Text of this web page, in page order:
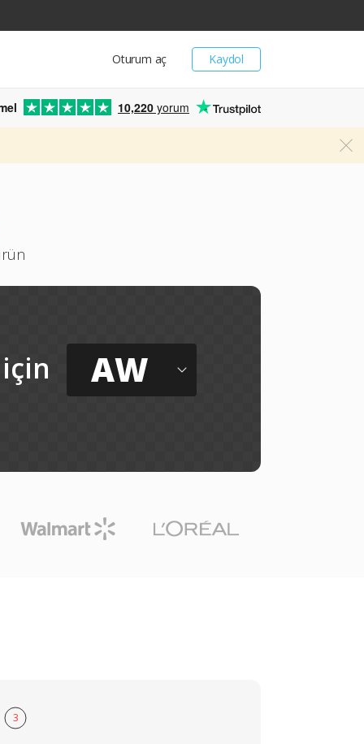
Kaydol
Oturum aç
10,220 yorum
için AW
3